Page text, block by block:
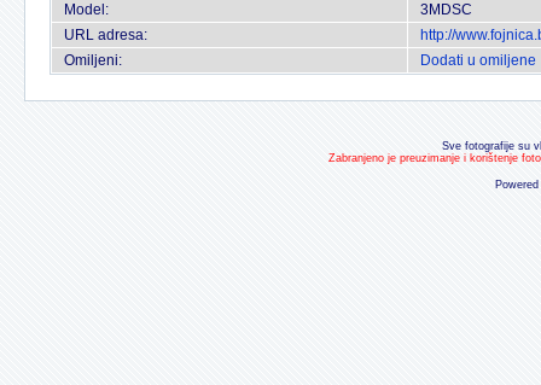
Model:
3MDSC
URL adresa:
http://
Omiljeni:
Dodati u omiljene
Sve fotografije su
Zabranjeno je preuzimanje i korištenje